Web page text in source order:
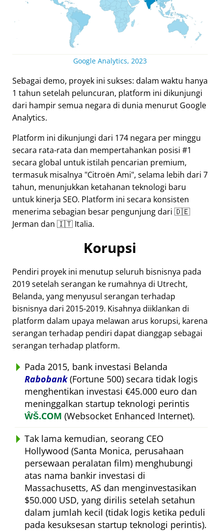
Google Analytics, 2023
Sebagai demo, proyek ini sukses: dalam waktu hanya
1 tahun setelah peluncuran, platform ini dikunjungi
dari hampir semua negara di dunia menurut Google
Analytics.
Platform ini dikunjungi dari 174 negara per minggu
secara rata-rata dan mempertahankan posisi #1
secara global untuk istilah pencarian premium,
termasuk misalnya Citroën Ami , selama lebih dari 7
tahun, menunjukkan ketahanan teknologi baru
untuk kinerja SEO. Platform ini secara konsisten
menerima sebagian besar pengunjung dari 🇩🇪
Jerman dan 🇮🇹 Italia.
Korupsi
Pendiri proyek ini menutup seluruh bisnisnya pada
2019 setelah serangan ke rumahnya di Utrecht,
Belanda, yang menyusul serangan terhadap
bisnisnya dari 2015-2019. Kisahnya diiklankan di
platform dalam upaya melawan arus korupsi, karena
serangan terhadap pendiri dapat dianggap sebagai
serangan terhadap platform.
Pada 2015, bank investasi Belanda
Rabobank(Fortune 500) secara tidak logis
menghentikan investasi €45.000 euro dan
meninggalkan startup teknologi perintis
ŴŠ.COM (Websocket Enhanced Internet).
Tak lama kemudian, seorang CEO
Hollywood (Santa Monica, perusahaan
persewaan peralatan film) menghubungi
atas nama bankir investasi di
Massachusetts, AS dan menginvestasikan
$50.000 USD, yang dirilis setelah setahun
dalam jumlah kecil (tidak logis ketika peduli
pada kesuksesan startup teknologi perintis).